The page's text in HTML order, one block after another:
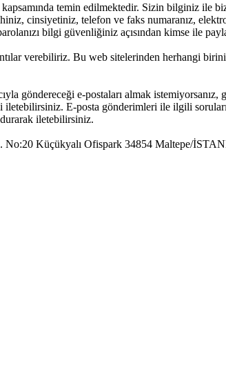
temin edilmektedir. Sizin bilginiz ile
cinsiyetiniz, telefon ve faks numaranız,
bilgi güvenliğiniz açısından kimse ile
verebiliriz. Bu web sitelerinden herhangi
göndereceği e-postaları almak
E-posta gönderimleri ile ilgili
iletebilirsiniz.
Küçükyalı Ofispark 34854 Maltepe/